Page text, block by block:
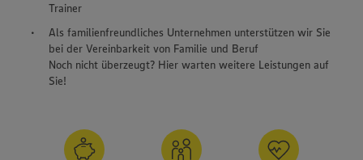
Trainer
Als familienfreundliches Unternehmen unterstützen wir Sie
bei der Vereinbarkeit von Familie und Beruf
Noch nicht überzeugt? Hier warten weitere Leistungen auf
Sie!